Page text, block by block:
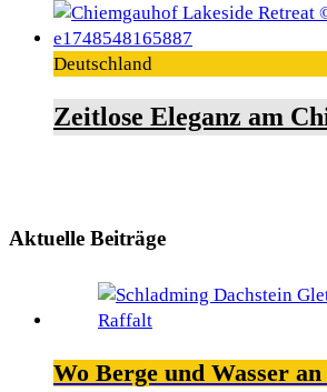
Deutschland
Zeitlose Eleganz am
Aktuelle Beiträge
Wo Berge und Wasser